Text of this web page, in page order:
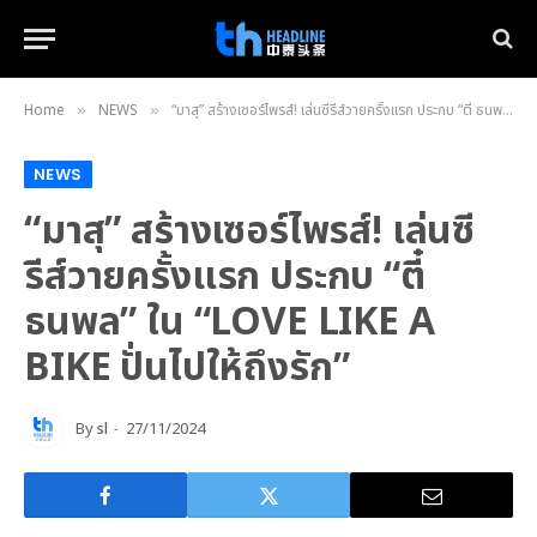
Home » NEWS » “มาสุ” สร้างเซอร์ไพรส์! เล่นซีรีส์วายครั้งแรก ประกบ “ตี๋ ธนพล” ใน “LOVE LIKE A BIKE ปั่นไปให้ถึงรัก”
NEWS
“มาสุ” สร้างเซอร์ไพรส์! เล่นซี
รีส์วายครั้งแรก ประกบ “ตี๋
ธนพล” ใน “LOVE LIKE A
BIKE ปั่นไปให้ถึงรัก”
Bysl 27/11/2024